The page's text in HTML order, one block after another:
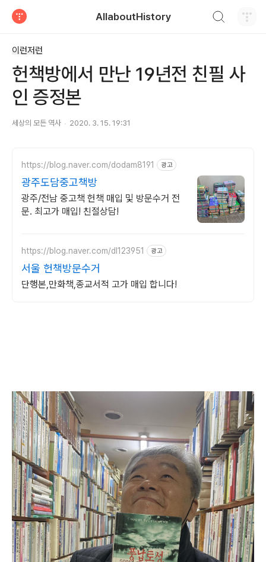
AllaboutHistory
이런저런
헌책방에서 만난 19년전 친필 사
인 증정본
세상의 모든 역사 2020. 3. 15. 19:31
https://blog.naver.com/dodam8191 광고
광주도담중고책방
광주/전남 중고책 헌책 매입 및 방문수거 전
문. 최고가 매입! 친절상담!
https://blog.naver.com/dl123951 광고
서울 헌책방문수거
단행본,만화책,종교서적 고가 매입 합니다!